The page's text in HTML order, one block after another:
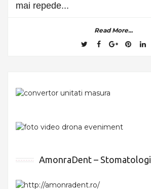
mai repede...
Read More...
AmonraDent –